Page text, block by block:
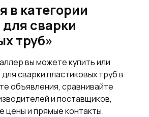
в категории
сварки
труб»
вы можете купить или
сварки пластиковых труб в
объявления, сравнивайте
и поставщиков,
цены и прямые контакты.